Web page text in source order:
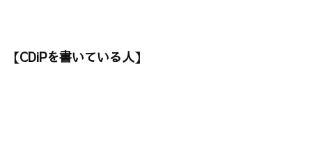
【CDiPを書いている人】